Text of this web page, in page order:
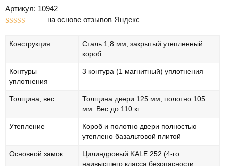
Артикул: 10942
основе
на основе отзывов Яндекс
Конструкция
Сталь 1,8 мм, закрытый утепленный
короб
Контуры
уплотнения
3 контура (1 магнитный) уплотнения
Толщина, вес
Толщина двери 125 мм, полотно 105
мм. Вес до 110 кг
Утепление
Короб и полотно двери полностью
утеплено базальтовой плитой
Основной замок
Цилиндровый KALE 252 (4-го
наивысшего класса безопасности,